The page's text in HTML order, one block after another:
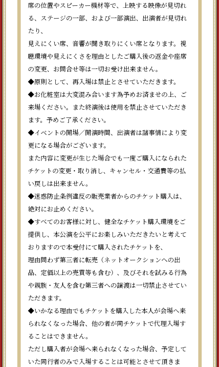
席の位置やスピーカー機材等で、上映する映像が見切れ
る、ステージの一部、および一部演出、出演者が見切れ
たり、
見えにくい席、音響が聞き取りにくい席となります。視
聴環境や見えにくさを理由としたご購入後の返金や座席
の変更、お問合せ等は一切お受け出来ません。
◆原則として、再入場は禁止とさせていただきます。
◆お化粧室は大変混み合います為予めお済ませの上、ご
来場ください。また終演後は使用を禁止させていただき
ます。予めご了承ください。
◆イベントの開場／開演時間、出演者は諸事情により変
更になる場合がございます。
また内容に変更が生じた場合でも一度ご購入になられた
チケットの変更・取り消し、キャンセル・交通費等の払
い戻しは出来ません。
◆迷惑防止条例違反の販売業者からのチケット購入は、
絶対にお止めください。
◆すべてのお客様に対し、健全なチケット購入環境をご
提供し、本公演を公平にお楽しみいただきたいと考えて
おりますので本受付にて購入されたチケットを、
理由問わず第三者に転売（ネットオークションへの出
品、定価以上の売買等も含む）、及びそれを試みる行為
や親族・友人を含む第三者への譲渡は一切禁止させてい
ただきます。
◆いかなる理由でもチケットを購入した本人が会場へ来
られなくなった場合、他の者が同チケットで代理入場す
ることはできません。
ただし購入者が会場へ来られなくなった場合、予定して
いた同行者のみで入場することは可能とさせて頂きま